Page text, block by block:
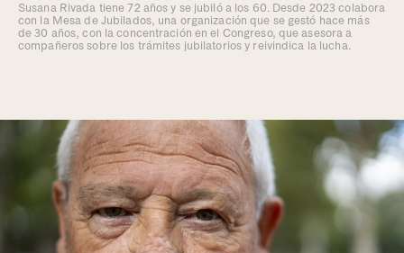
Susana Rivada tiene 72 años y se jubiló a los 60. Desde 2023 colabora
con la Mesa de Jubilados, una organización que se gestó hace más
de 30 años, con la concentración en el Congreso, que asesora a
compañeros sobre los trámites jubilatorios y reivindica la lucha.